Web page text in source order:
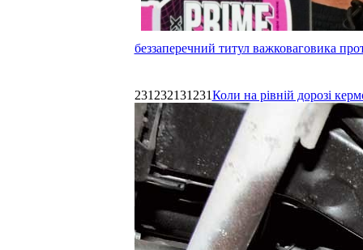
беззаперечний титул важковаговика
231232131231Коли на рівній дорозі